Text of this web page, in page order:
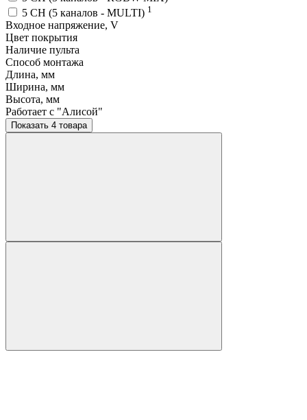
5 CH (5 каналов - MULTI) 1
Входное напряжение, V
Цвет покрытия
Наличие пульта
Способ монтажа
Длина, мм
Ширина, мм
Высота, мм
Работает с "Алисой"
Показать 4 товара